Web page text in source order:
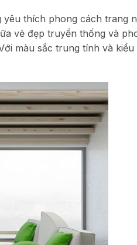
thích phong cách trang
vẻ đẹp truyền thống và
màu sắc trung tính và kiểu